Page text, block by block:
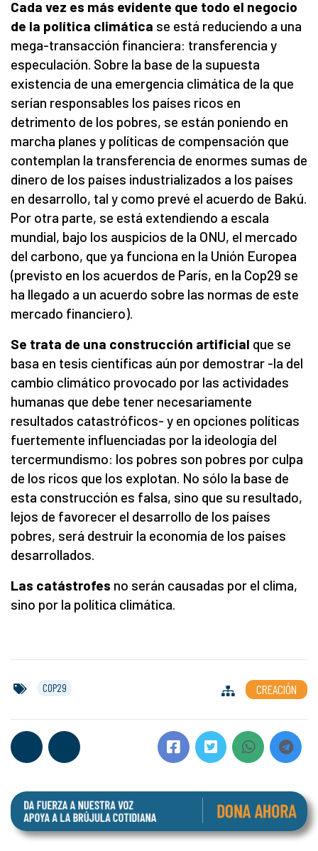
Cada vez es más evidente que todo el negocio
de la política climática se está reduciendo a una
mega-transacción financiera: transferencia y
especulación. Sobre la base de la supuesta
existencia de una emergencia climática de la que
serían responsables los países ricos en
detrimento de los pobres, se están poniendo en
marcha planes y políticas de compensación que
contemplan la transferencia de enormes sumas de
dinero de los países industrializados a los países
en desarrollo, tal y como prevé el acuerdo de Bakú.
Por otra parte, se está extendiendo a escala
mundial, bajo los auspicios de la ONU, el mercado
del carbono, que ya funciona en la Unión Europea
(previsto en los acuerdos de París, en la Cop29 se
ha llegado a un acuerdo sobre las normas de este
mercado financiero).
Se trata de una construcción artificial que se
basa en tesis científicas aún por demostrar -la del
cambio climático provocado por las actividades
humanas que debe tener necesariamente
resultados catastróficos- y en opciones políticas
fuertemente influenciadas por la ideología del
tercermundismo: los pobres son pobres por culpa
de los ricos que los explotan. No sólo la base de
esta construcción es falsa, sino que su resultado,
lejos de favorecer el desarrollo de los países
pobres, será destruir la economía de los países
desarrollados.
Las catástrofes no serán causadas por el clima,
sino por la política climática.
COP29 CREACIÓN